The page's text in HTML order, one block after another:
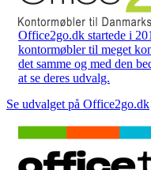
Office2go.dk startede i
kontormøbler til meget
det samme og med den
at se deres udvalg.
Se udvalget på Office2go.dk